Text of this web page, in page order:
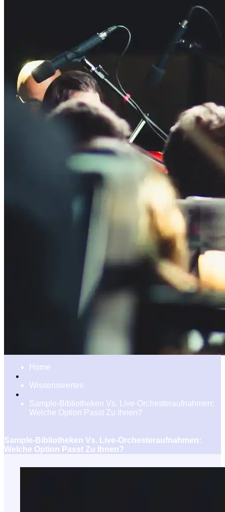
Home
Wissenswertes
Sample-Bibliotheken Vs. Live-Orchesteraufnahmen:
Welche Option Passt Zu Ihnen?
Sample-Bibliotheken Vs. Live-Orchesteraufnahmen:
Welche Option Passt Zu Ihnen?